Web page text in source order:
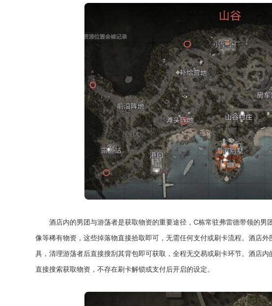
酒店内的男团与游荡者是获取物资的重要途径，C栋常驻弗雷德带领的
像等稀有物资，这些掉落物直接拾取即可，无需任何支付或刷卡流程。酒店
具，清理游荡者后直接搜刮其背包即可获取，全程无交易或刷卡环节。酒店
直接搜索获取物资，不存在刷卡解锁或支付后开启的设定。